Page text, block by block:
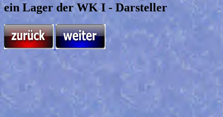
ein Lager der WK I - Darsteller